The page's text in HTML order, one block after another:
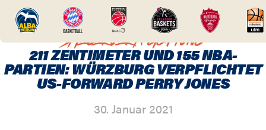
HOME NEWSCENTER
211 ZENTIMETER UND
155 NBA-PARTIEN: WÜRZBURG VERPFLICHTET US-
FORWARD PERRY JONES
SPIELERVERPFLICHTUNG
211 ZENTIMETER UND 155 NBA-
PARTIEN: WÜRZBURG VERPFLICHTET
US-FORWARD PERRY JONES
30. Januar 2021